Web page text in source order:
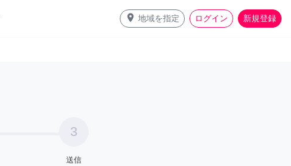
place 地域を指定 ログイン 新規登録
3
送信